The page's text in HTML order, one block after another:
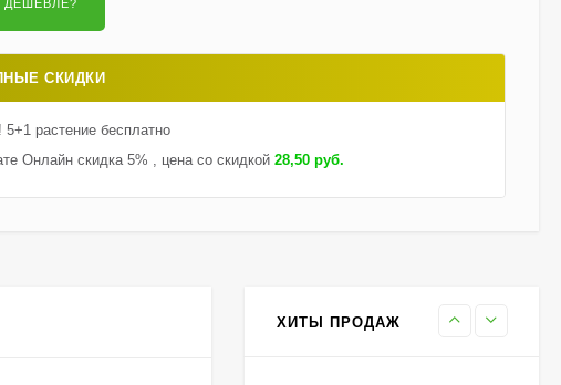
СКИДКИ
5+1 растение бесплатно
Онлайн скидка 5% , цена со скидкой28,50 руб.
ХИТЫ ПРОДАЖ
Зебра (Golden Zebra)